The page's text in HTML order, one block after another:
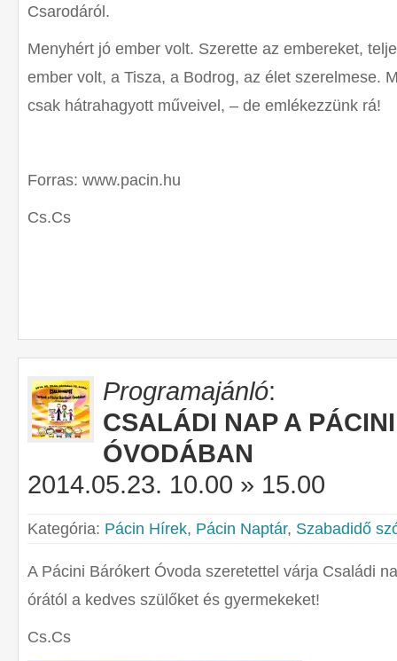
Csarodáról.
Menyhért jó ember volt. Szerette az embereket,
ember volt, a Tisza, a Bodrog, az élet szerelmese.
csak hátrahagyott műveivel, – de emlékezzünk rá!
Forras: www.pacin.hu
Cs.Cs
Programajánló:
CSALÁDI NAP A
ÓVODÁBAN
2014.05.23. 10.00 » 15.00
Kategória: Pácin Hírek, Pácin Naptár, Szabadidő
A Pácini Bárókert Óvoda szeretettel várja Családi
órától a kedves szülőket és gyermekeket!
Cs.Cs